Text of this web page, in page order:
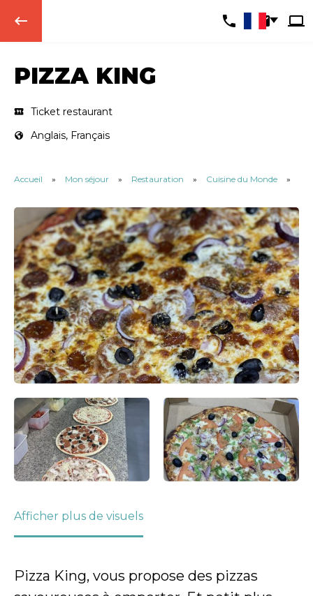
keyboard_backspace
PIZZA KING
Ticket restaurant
Anglais, Français
Accueil » Mon séjour » Restauration » Cuisine du Monde »
Afficher plus de visuels
Pizza King, vous propose des pizzas